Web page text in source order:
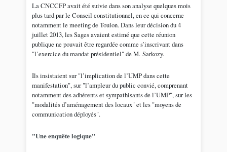
La CNCCFP avait été suivie dans son analyse quelques mois
plus tard par le Conseil constitutionnel, en ce qui concerne
notamment le meeting de Toulon. Dans leur décision du 4
juillet 2013, les Sages avaient estimé que cette réunion
publique ne pouvait être regardée comme s’inscrivant dans
"l’exercice du mandat présidentiel" de M. Sarkozy.
Ils insistaient sur "l’implication de l’UMP dans cette
manifestation", sur "l’ampleur du public convié, comprenant
notamment des adhérents et sympathisants de l’UMP", sur les
"modalités d’aménagement des locaux" et les "moyens de
communication déployés".
"Une enquête logique"